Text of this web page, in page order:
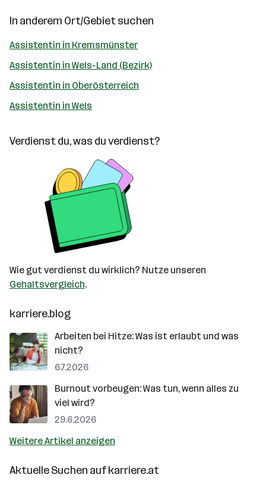
In anderem Ort/Gebiet suchen
Assistentin in Kremsmünster
Assistentin in Wels-Land (Bezirk)
Assistentin in Oberösterreich
Assistentin in Wels
Verdienst du, was du verdienst?
Wie gut verdienst du wirklich? Nutze unseren
Gehaltsvergleich.
karriere.blog
Arbeiten bei Hitze: Was ist erlaubt und was
nicht?
6.7.2026
Burnout vorbeugen: Was tun, wenn alles zu
viel wird?
29.6.2026
Weitere Artikel anzeigen
Aktuelle Suchen aufkarriere.at